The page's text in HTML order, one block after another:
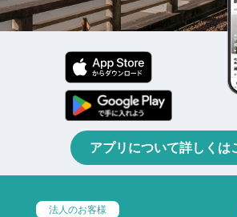
アプリについて詳しくは
法人のお客様